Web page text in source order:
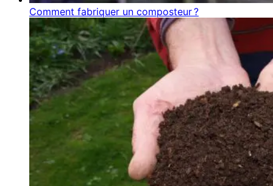
Comment fabriquer un composteur ?